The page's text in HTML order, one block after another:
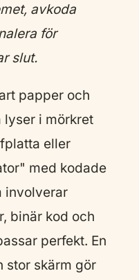
avkoda
för
slut.
papper och
lyser i mörkret
eller
med kodade
involverar
binär kod och
perfekt. En
stor skärm gör